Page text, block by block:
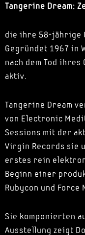
Tangerine Dream:
die ihre 58-jährige
Gegründet 1967 in
nach dem Tod
aktiv.
Tangerine Dream
von Electronic
Sessions mit der
Virgin Records sie
erstes rein
Beginn einer
Rubycon und Force
Sie komponierten
Ausstellung zeigt